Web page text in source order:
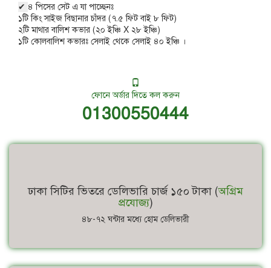
✔ ৪ পিসের সেট এ যা পাচ্ছেনঃ
১টি কিং সাইজ বিছানার চাঁদর (৭.৫ ফিট বাই ৮ ফিট)
২টি মাথার বালিশ কভার (২০ ইঞ্চি X ২৮ ইঞ্চি)
১টি কোলবালিশ কভারঃ সেলাই থেকে সেলাই ৪০ ইঞ্চি ।
ফোনে অর্ডার দিতে কল করুন
01300550444
ঢাকা সিটির ভিতরে ডেলিভারি চার্জ ১৫০ টাকা (অগ্রিম
প্রযোজ্য)
৪৮-৭২ ঘন্টার মধ্যে হোম ডেলিভারী